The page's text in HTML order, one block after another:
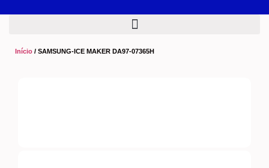
Início / SAMSUNG-ICE MAKER DA97-07365H